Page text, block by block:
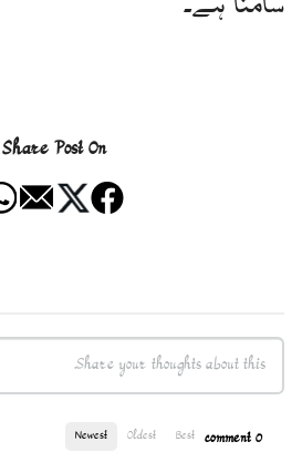
Share Post On
0 comment
Best
Oldest
Newest